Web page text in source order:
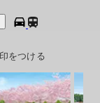
をつける